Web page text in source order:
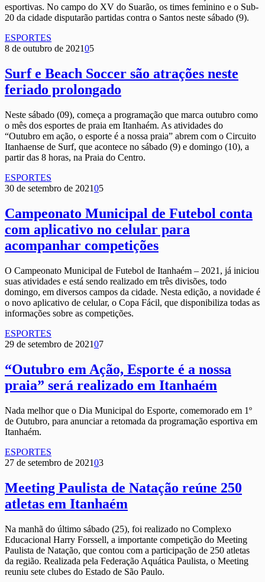
esportivas. No campo do XV do Suarão, os times feminino e o Sub-
20 da cidade disputarão partidas contra o Santos neste sábado (9).
ESPORTES
8 de outubro de 202105
Surf e Beach Soccer são atrações neste
feriado prolongado
Neste sábado (09), começa a programação que marca outubro como
o mês dos esportes de praia em Itanhaém. As atividades do
“Outubro em ação, o esporte é a nossa praia” abrem com o Circuito
Itanhaense de Surf, que acontece no sábado (9) e domingo (10), a
partir das 8 horas, na Praia do Centro.
ESPORTES
30 de setembro de 202105
Campeonato Municipal de Futebol conta
com aplicativo no celular para
acompanhar competições
O Campeonato Municipal de Futebol de Itanhaém – 2021, já iniciou
suas atividades e está sendo realizado em três divisões, todo
domingo, em diversos campos da cidade. Nesta edição, a novidade é
o novo aplicativo de celular, o Copa Fácil, que disponibiliza todas as
informações sobre as competições.
ESPORTES
29 de setembro de 202107
“Outubro em Ação, Esporte é a nossa
praia” será realizado em Itanhaém
Nada melhor que o Dia Municipal do Esporte, comemorado em 1º
de Outubro, para anunciar a retomada da programação esportiva em
Itanhaém.
ESPORTES
27 de setembro de 202103
Meeting Paulista de Natação reúne 250
atletas em Itanhaém
Na manhã do último sábado (25), foi realizado no Complexo
Educacional Harry Forssell, a importante competição do Meeting
Paulista de Natação, que contou com a participação de 250 atletas
da região. Realizada pela Federação Aquática Paulista, o Meeting
reuniu sete clubes do Estado de São Paulo.